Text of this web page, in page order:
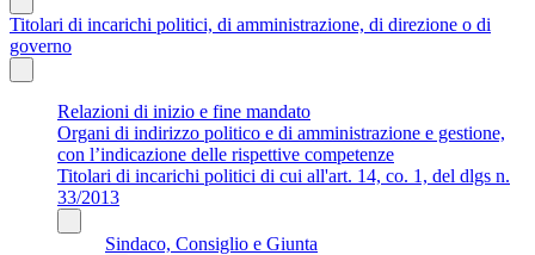
Titolari di incarichi politici, di amministrazione, di direzione o di
governo
Relazioni di inizio e fine mandato
Organi di indirizzo politico e di amministrazione e gestione,
con l’indicazione delle rispettive competenze
Titolari di incarichi politici di cui all'art. 14, co. 1, del dlgs n.
33/2013
Sindaco, Consiglio e Giunta